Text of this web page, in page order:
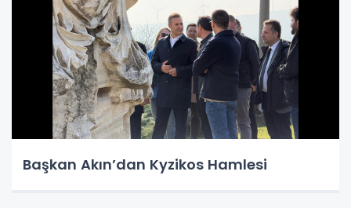
Başkan Akın’dan Kyzikos Hamlesi